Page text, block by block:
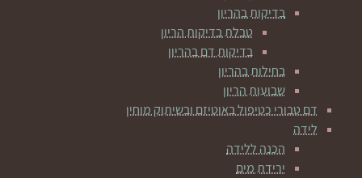
בדיקות בהריון
טבלת בדיקות הריון
בדיקות דם בהריון
בחילות בהריון
שבועות הריון
דם טבורי כטיפול באוטיזם ובשיתוק מוחין
לידה
הכנה ללידה
ירידת מים